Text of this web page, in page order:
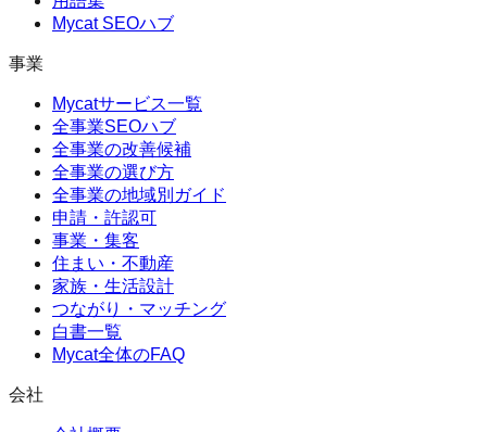
Mycat SEOハブ
事業
Mycatサービス一覧
全事業SEOハブ
全事業の改善候補
全事業の選び方
全事業の地域別ガイド
申請・許認可
事業・集客
住まい・不動産
家族・生活設計
つながり・マッチング
白書一覧
Mycat全体のFAQ
会社